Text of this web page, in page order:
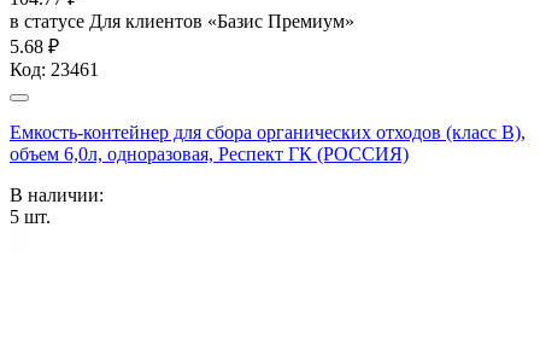
в статусе Для клиентов «Базис Премиум»
5.68 ₽
Код: 23461
Емкость-контейнер для сбора органических отходов (класс В),
объем 6,0л, одноразовая, Респект ГК (РОССИЯ)
В наличии:
5 шт.